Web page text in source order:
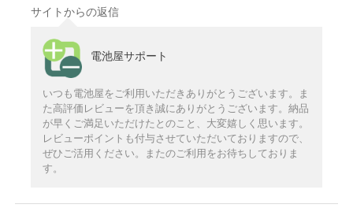
サイトからの返信
電池屋サポート
いつも電池屋をご利用いただきありがとうございます。ま
た高評価レビューを頂き誠にありがとうございます。納品
が早くご満足いただけたとのこと、大変嬉しく思います。
レビューポイントも付与させていただいておりますので、
ぜひご活用ください。またのご利用をお待ちしておりま
す。